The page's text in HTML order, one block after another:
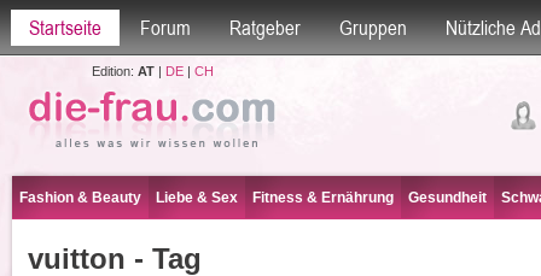
Startseite Forum Ratgeber Gruppen Nützliche
Edition: AT| DE| CH
Fashion & Beauty Liebe & Sex Fitness & Ernährung Gesundheit
vuitton - Tag